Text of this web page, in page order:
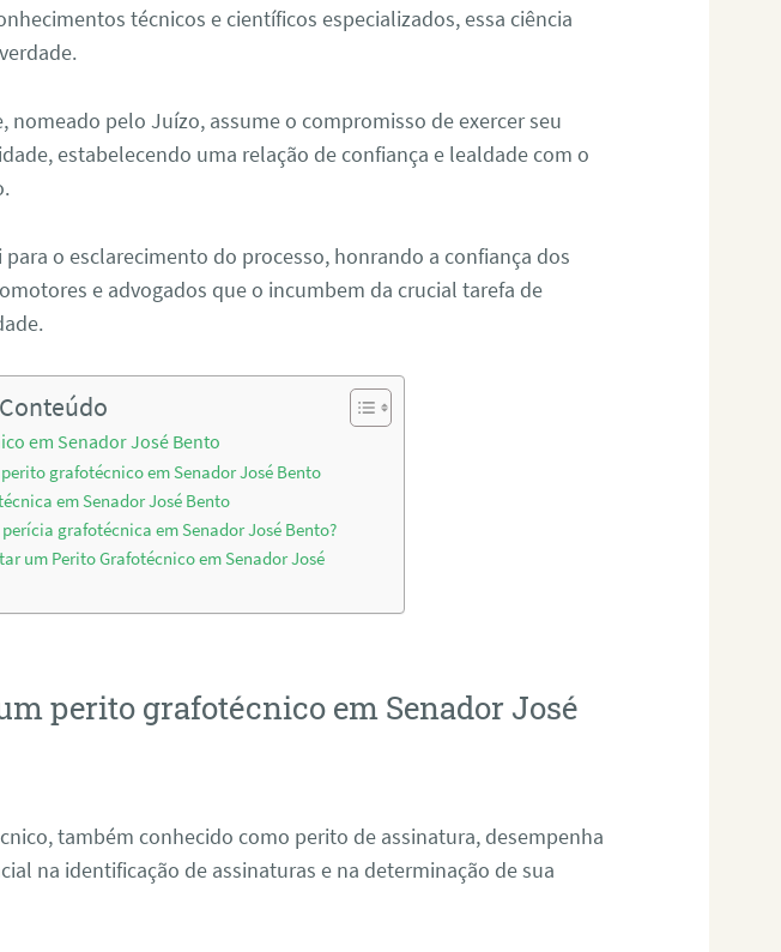
técnicos e científicos especializados, essa ciência
nomeado pelo Juízo, assume o compromisso de exercer seu
estabelecendo uma relação de confiança e lealdade com o
o esclarecimento do processo, honrando a confiança dos
e advogados que o incumbem da crucial tarefa de
em Senador José Bento
grafotécnico em Senador José Bento
em Senador José Bento
grafotécnica em Senador José Bento?
um Perito Grafotécnico em Senador José
perito grafotécnico em Senador José
também conhecido como perito de assinatura, desempenha
na identificação de assinaturas e na determinação de sua